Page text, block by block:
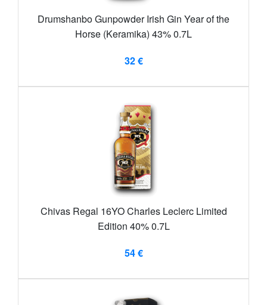
Drumshanbo Gunpowder Irish Gin Year of the
Horse (Keramika) 43% 0.7L
32 €
Chivas Regal 16YO Charles Leclerc Limited
Edition 40% 0.7L
54 €